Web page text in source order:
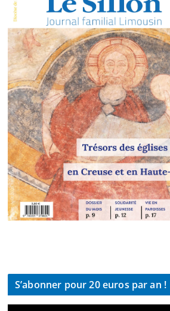
S’abonner pour 20 euros par an !